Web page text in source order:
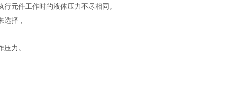
元件工作时的液体压力不尽相同。
选择，
力。